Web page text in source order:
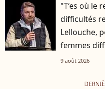
"T’es où le
difficultés
Lellouche,
femmes
9 août 2026